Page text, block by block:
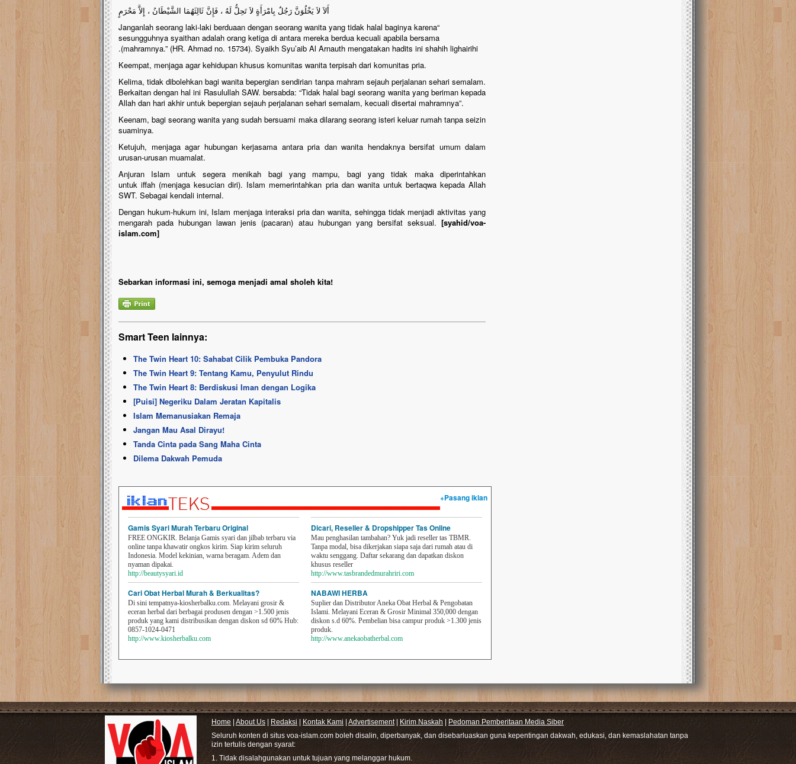
أَلاَ لاَ يَخْلُوَنَّ رَجُلٌ بِامْرَأَةٍ لاَ تَحِلُّ لَهُ ، فَإِنَّ ثَالِثَهُمَا الشَّيْطَانُ ، إِلاَّ مَحْرَمٍ
“Janganlah seorang laki-laki berduaan dengan seorang wanita yang tidak halal baginya karena
sesungguhnya syaithan adalah orang ketiga di antara mereka berdua kecuali apabila bersama
mahramnya.” (HR. Ahmad no. 15734). Syaikh Syu’aib Al Arnauth mengatakan hadits ini shahih lighairihi).
Keempat, menjaga agar kehidupan khusus komunitas wanita terpisah dari komunitas pria.
Kelima, tidak dibolehkan bagi wanita bepergian sendirian tanpa mahram sejauh perjalanan sehari semalam.
Berkaitan dengan hal ini Rasulullah SAW. bersabda: “Tidak halal bagi seorang wanita yang beriman kepada
Allah dan hari akhir untuk bepergian sejauh perjalanan sehari semalam, kecuali disertai mahramnya”.
Keenam, bagi seorang wanita yang sudah bersuami maka dilarang seorang isteri keluar rumah tanpa seizin
suaminya.
Ketujuh, menjaga agar hubungan kerjasama antara pria dan wanita hendaknya bersifat umum dalam
urusan-urusan muamalat.
Anjuran Islam untuk segera menikah bagi yang mampu, bagi yang tidak maka diperintahkan
untuk iffah (menjaga kesucian diri). Islam memerintahkan pria dan wanita untuk bertaqwa kepada Allah
SWT. Sebagai kendali internal.
Dengan hukum-hukum ini, Islam menjaga interaksi pria dan wanita, sehingga tidak menjadi aktivitas yang
mengarah pada hubungan lawan jenis (pacaran) atau hubungan yang bersifat seksual. [syahid/voa-
islam.com]
Sebarkan informasi ini, semoga menjadi amal sholeh kita!
Smart Teen lainnya:
The Twin Heart 10: Sahabat Cilik Pembuka Pandora
The Twin Heart 9: Tentang Kamu, Penyulut Rindu
The Twin Heart 8: Berdiskusi Iman dengan Logika
[Puisi] Negeriku Dalam Jeratan Kapitalis
Islam Memanusiakan Remaja
Jangan Mau Asal Dirayu!
Tanda Cinta pada Sang Maha Cinta
Dilema Dakwah Pemuda
+Pasang iklan
Gamis Syari Murah Terbaru Original
FREE ONGKIR. Belanja Gamis syari dan jilbab terbaru via
online tanpa khawatir ongkos kirim. Siap kirim seluruh
Indonesia. Model kekinian, warna beragam. Adem dan
nyaman dipakai.
http://beautysyari.id
Cari Obat Herbal Murah & Berkualitas?
Di sini tempatnya-kiosherbalku.com. Melayani grosir &
eceran herbal dari berbagai produsen dengan >1.500 jenis
produk yang kami distribusikan dengan diskon sd 60% Hub:
0857-1024-0471
http://www.kiosherbalku.com
Dicari, Reseller & Dropshipper Tas Online
Mau penghasilan tambahan? Yuk jadi reseller tas TBMR.
Tanpa modal, bisa dikerjakan siapa saja dari rumah atau di
waktu senggang. Daftar sekarang dan dapatkan diskon
khusus reseller
http://www.tasbrandedmurahriri.com
NABAWI HERBA
Suplier dan Distributor Aneka Obat Herbal & Pengobatan
Islami. Melayani Eceran & Grosir Minimal 350,000 dengan
diskon s.d 60%. Pembelian bisa campur produk >1.300 jenis
produk.
http://www.anekaobatherbal.com
Home About Us Redaksi Kontak Kami Advertisement| Kirim Naskah
Pedoman Pemberitaan Media Siber
Seluruh konten di situs voa-islam.com boleh disalin, diperbanyak, dan disebarluaskan guna kepentingan dakwah, edukasi, dan kemaslahatan tanpa
izin tertulis dengan syarat:
1. Tidak disalahgunakan untuk tujuan yang melanggar hukum.